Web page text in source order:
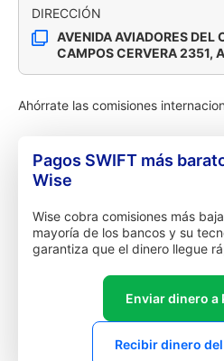
DIRECCIÓN
AVENIDA AVIADORES DEL
CAMPOS CERVERA 2351,
Ahórrate las comisiones
Pagos SWIFT más
Wise
Wise cobra comisiones más
mayoría de los bancos y su
garantiza que el dinero llegue
Enviar dinero a
Recibir dinero